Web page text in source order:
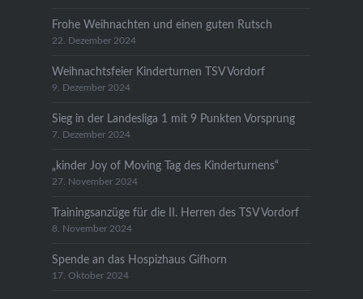
Frohe Weihnachten und einen guten Rutsch
22. Dezember 2024
Weihnachtsfeier Kinderturnen TSV Vordorf
9. Dezember 2024
Sieg in der Landesliga 1 mit 9 Punkten Vorsprung
7. Dezember 2024
„kinder Joy of Moving Tag des Kinderturnens“
27. November 2024
Trainingsanzüge für die II. Herren des TSV Vordorf
8. November 2024
Spende an das Hospizhaus Gifhorn
17. Oktober 2024